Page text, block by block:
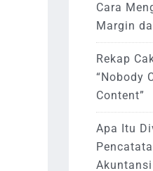
Cara
Margin
Rekap
“Nobody
Content”
Apa Itu
Akuntansi